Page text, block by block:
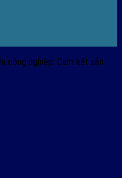
công nghiệp. Cam kết sản